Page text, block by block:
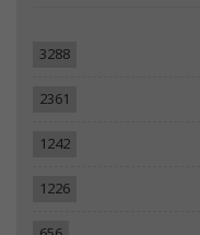
3288
2361
1242
1226